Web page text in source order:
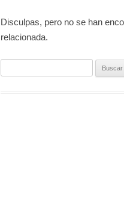
Disculpas, pero no se han
relacionada.